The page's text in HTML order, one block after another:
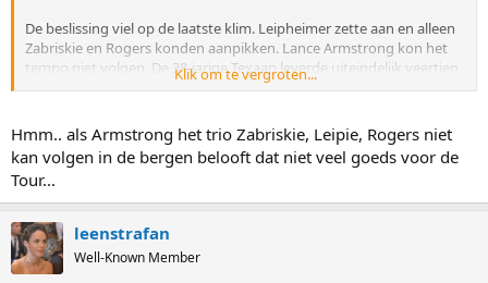
De beslissing viel op de laatste klim. Leipheimer zette aan en alleen
Zabriskie en Rogers konden aanpikken. Lance Armstrong kon het
tempo niet volgen. De 38-jarige Texaan leverde uiteindelijk veertien
seconden in.
respectievelijk vier en zes seconden op Rogers en Leipheimer. De
Ronde van Californië duurt tot en met zondag.
Klik om te vergroten...
Hmm.. als Armstrong het trio Zabriskie, Leipie, Rogers niet
kan volgen in de bergen belooft dat niet veel goeds voor de
Tour...
leenstrafan
Well-Known Member